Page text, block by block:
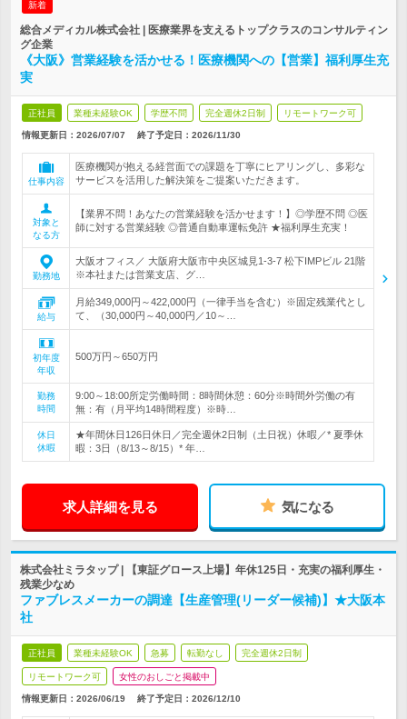
新着
総合メディカル株式会社 | 医療業界を支えるトップクラスのコンサルティン
グ企業
《大阪》営業経験を活かせる！医療機関への【営業】福利厚生充
実
正社員 業種未経験OK 学歴不問 完全週休2日制 リモートワーク可
情報更新日：2026/07/07 終了予定日： 2026/11/30
仕事内容
医療機関が抱える経営面での課題を丁寧にヒアリングし、多彩な
サービスを活用した解決策をご提案いただきます。
対象と
なる方
【業界不問！あなたの営業経験を活かせます！】◎学歴不問 ◎医
師に対する営業経験 ◎普通自動車運転免許 ★福利厚生充実！
勤務地
大阪オフィス／ 大阪府大阪市中央区城見1-3-7 松下IMPビル 21階
※本社または営業支店、グ…
給与
月給349,000円～422,000円（一律手当を含む）※固定残業代とし
て、（30,000円～40,000円／10～…
初年度
年収
500万円～650万円
勤務
時間
9:00～18:00所定労働時間：8時間休憩：60分※時間外労働の有
無：有（月平均14時間程度）※時…
休日
休暇
★年間休日126日休日／完全週休2日制（土日祝）休暇／* 夏季休
暇：3日（8/13～8/15）* 年…
求人詳細を見る 気になる
株式会社ミラタップ | 【東証グロース上場】年休125日・充実の福利厚生・
残業少なめ
ファブレスメーカーの調達【生産管理(リーダー候補)】★大阪本
社
正社員 業種未経験OK 急募 転勤なし 完全週休2日制
リモートワーク可 女性のおしごと掲載中
情報更新日：2026/06/19 終了予定日： 2026/12/10